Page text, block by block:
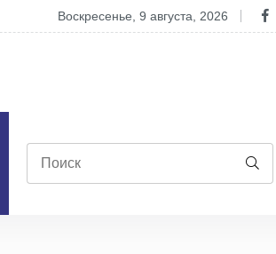
Сколько зарабатывают строители? В
воскресенье, 9 августа, 2026